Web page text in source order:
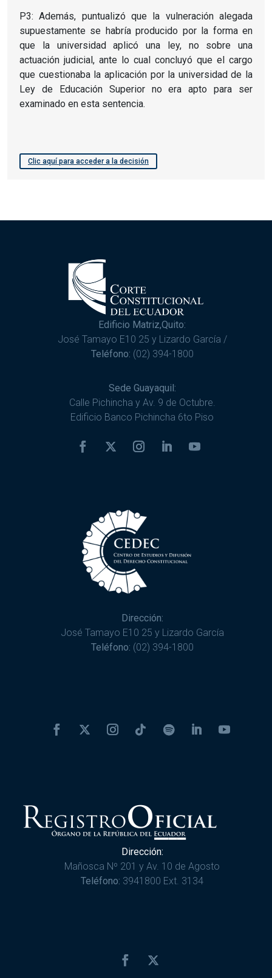
P3: Además, puntualizó que la vulneración alegada
supuestamente se habría producido por la forma en
que la universidad aplicó una ley, no sobre una
actuación judicial, ante lo cual concluyó que el cargo
que cuestionaba la aplicación por la universidad de la
Ley de Educación Superior no era apto para ser
examinado en esta sentencia.
Clic aquí para acceder a la decisión
Edificio Matriz,Quito:
José Tamayo E10 25 y Lizardo García /
Teléfono: (02) 394-1800
Sede Guayaquil:
Calle Pichincha y Av. 9 de Octubre.
Edificio Banco Pichincha 6to Piso
Dirección:
José Tamayo E10 25 y Lizardo García
Teléfono: (02) 394-1800
Dirección:
Mañosca Nº 201 y Av. 10 de Agosto
Teléfono: 3941800 Ext. 3134